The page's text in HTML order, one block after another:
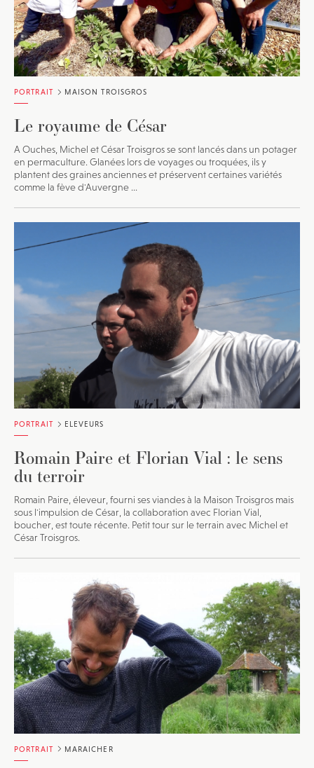
PORTRAIT MAISON TROISGROS
Le royaume de César
A Ouches, Michel et César Troisgros se sont lancés dans un potager
en permaculture. Glanées lors de voyages ou troquées, ils y
plantent des graines anciennes et préservent certaines variétés
comme la fève d'Auvergne ...
PORTRAIT ELEVEURS
Romain Paire et Florian Vial : le sens
du terroir
Romain Paire, éleveur, fourni ses viandes à la Maison Troisgros mais
sous l'impulsion de César, la collaboration avec Florian Vial,
boucher, est toute récente. Petit tour sur le terrain avec Michel et
César Troisgros.
PORTRAIT MARAICHER
JE M'INSCRIS À LA NEWSLETTER
Pour recevoir toutes les deux semaines notre lettre
d’info avec une sélection d’articles …